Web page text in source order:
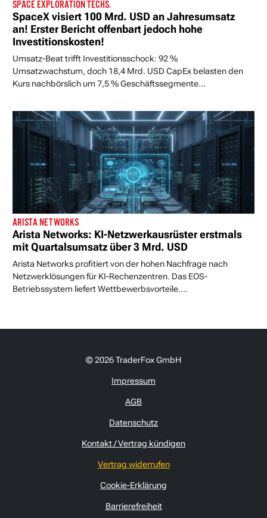
SPACE EXPLORATION TECHS.
SpaceX visiert 100 Mrd. USD an Jahresumsatz
an! Erster Bericht offenbart jedoch hohe
Investitionskosten!
Umsatz-Beat trifft Investitionsschock: 92 %
Umsatzwachstum, doch 18,4 Mrd. USD CapEx belasten den
Kurs nachbörslich um 7,5 % Geschäftssegmente...
ARISTA NETWORKS
Arista Networks: KI-Netzwerkausrüster erstmals
mit Quartalsumsatz über 3 Mrd. USD
Arista Networks profitiert von der hohen Nachfrage nach
Netzwerklösungen für KI-Rechenzentren. Das EOS-
Betriebssystem liefert Wettbewerbsvorteile....
© 2026 TraderFox GmbH
Impressum
AGB
Datenschutz
Kontakt / Vertrag kündigen
Vertrag widerrufen
Cookie-Erklärung
Barrierefreiheit